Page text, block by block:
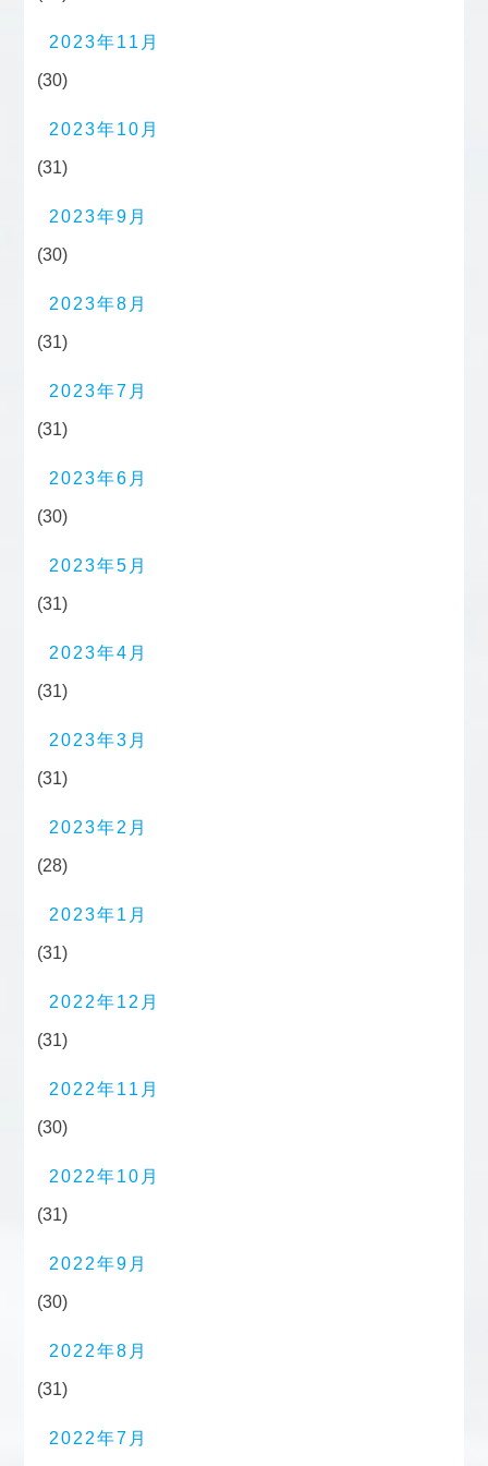
2023年11月
(30)
2023年10月
(31)
2023年9月
(30)
2023年8月
(31)
2023年7月
(31)
2023年6月
(30)
2023年5月
(31)
2023年4月
(31)
2023年3月
(31)
2023年2月
(28)
2023年1月
(31)
2022年12月
(31)
2022年11月
(30)
2022年10月
(31)
2022年9月
(30)
2022年8月
(31)
2022年7月